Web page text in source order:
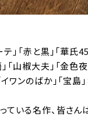
テ」「赤と黒」「華氏
「山椒大夫」「金色夜
イワンのばか」「宝島
ている名作、皆さん